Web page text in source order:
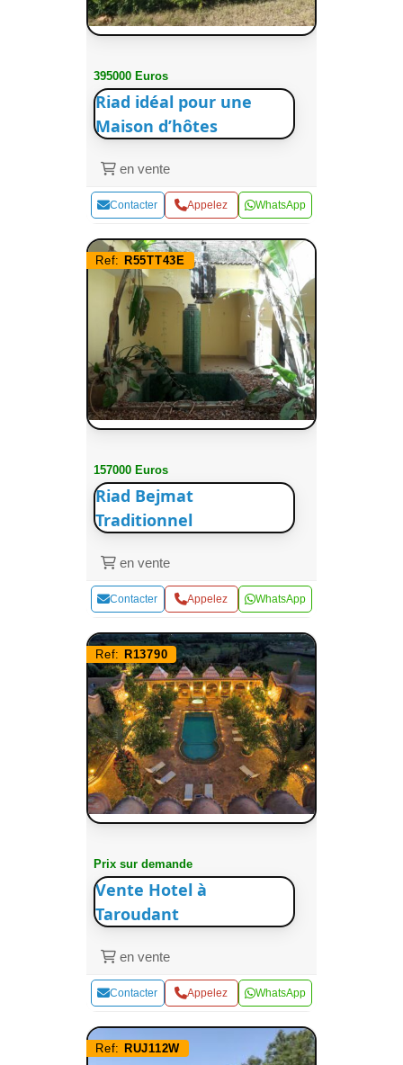
395000 Euros
Riad idéal pour une
Maison d’hôtes
en vente
Contacter Appelez WhatsApp
Ref: R55TT43E
157000 Euros
Riad Bejmat
Traditionnel
en vente
Contacter Appelez WhatsApp
Ref: R13790
Prix sur demande
Vente Hotel à
Taroudant
en vente
Contacter Appelez WhatsApp
Ref: RUJ112W